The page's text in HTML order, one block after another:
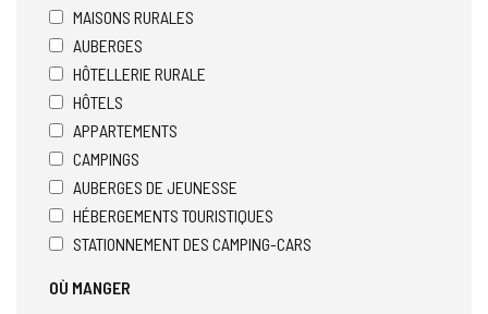
MAISONS RURALES
AUBERGES
HÔTELLERIE RURALE
HÔTELS
APPARTEMENTS
CAMPINGS
AUBERGES DE JEUNESSE
HÉBERGEMENTS TOURISTIQUES
STATIONNEMENT DES CAMPING-CARS
OÙ MANGER